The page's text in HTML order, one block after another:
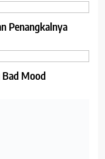
Penangkalnya
Bad Mood